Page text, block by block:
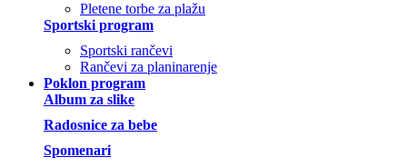
Pletene torbe za plažu
Sportski program
Sportski rančevi
Rančevi za planinarenje
Poklon program
Album za slike
Radosnice za bebe
Spomenari